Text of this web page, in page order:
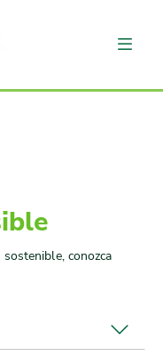
conozca